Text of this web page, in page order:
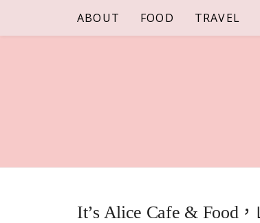
content
ABOUT FOOD TRAVEL
It’s Alice Cafe & Food